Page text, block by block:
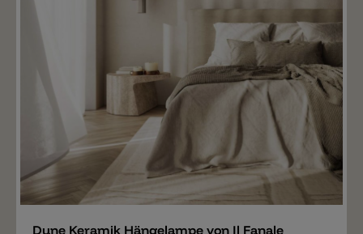
Merken
Dune Keramik Hängelampe von Il Fanale